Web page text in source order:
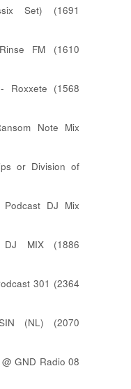
Set) (1691
FM (1610
Roxxete (1568
Note Mix
or Division of
DJ Mix
MIX (1886
301 (2364
(NL) (2070
GND Radio 08